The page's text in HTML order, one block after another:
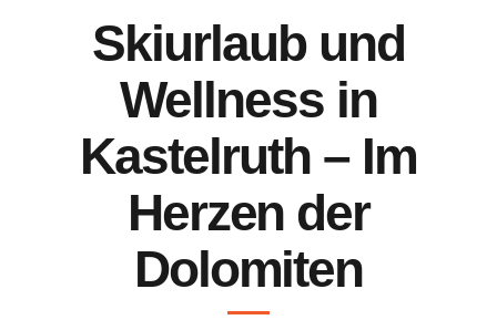
Skiurlaub und
Wellness in
Kastelruth – Im
Herzen der
Dolomiten